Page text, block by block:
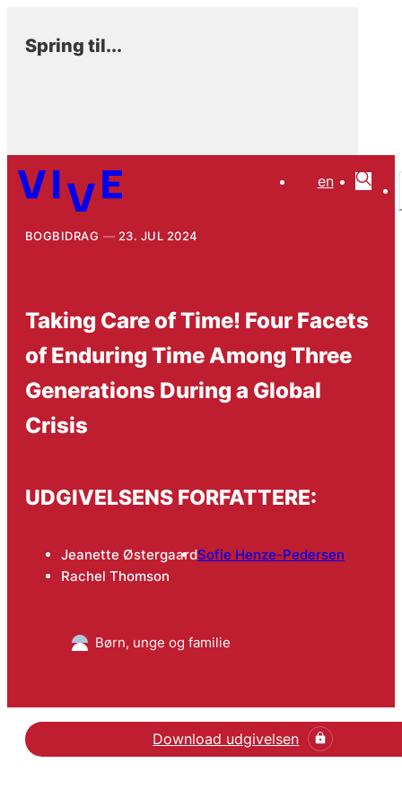
Spring til...
en
BOGBIDRAG 23. JUL 2024
Taking Care of Time! Four Facets
of Enduring Time Among Three
Generations During a Global
Crisis
UDGIVELSENS FORFATTERE:
Jeanette ØstergaardSofie Henze-Pedersen
Rachel Thomson
Børn, unge og familie
Download udgivelsen